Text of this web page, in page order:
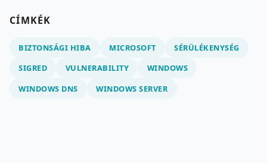
CÍMKÉK
BIZTONSÁGI HIBA MICROSOFT
SÉRÜLÉKENYSÉG
SIGRED
VULNERABILITY
WINDOWS
WINDOWS DNS
WINDOWS SERVER